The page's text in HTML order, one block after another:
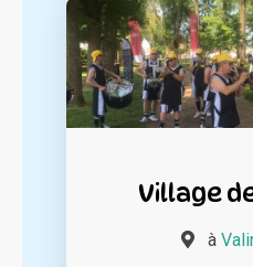
Village
à